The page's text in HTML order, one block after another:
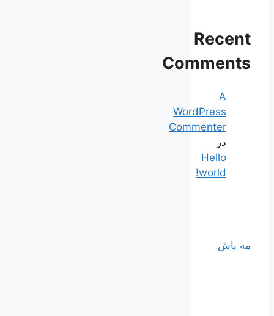
Recent
Comments
A
WordPress
Commenter
در
Hello
world!
مه پاش